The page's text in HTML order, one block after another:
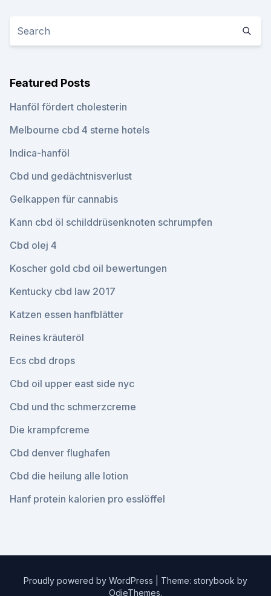
Featured Posts
Hanföl fördert cholesterin
Melbourne cbd 4 sterne hotels
Indica-hanföl
Cbd und gedächtnisverlust
Gelkappen für cannabis
Kann cbd öl schilddrüsenknoten schrumpfen
Cbd olej 4
Koscher gold cbd oil bewertungen
Kentucky cbd law 2017
Katzen essen hanfblätter
Reines kräuteröl
Ecs cbd drops
Cbd oil upper east side nyc
Cbd und thc schmerzcreme
Die krampfcreme
Cbd denver flughafen
Cbd die heilung alle lotion
Hanf protein kalorien pro esslöffel
Proudly powered by WordPress
Theme: storybook by
OdieThemes.